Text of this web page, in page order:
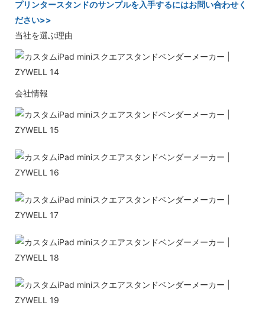
プリンタースタンドのサンプルを入手するにはお問い合わせく
ださい>>
当社を選ぶ理由
会社情報